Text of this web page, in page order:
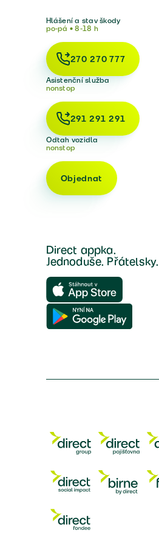
Hlášení a stav škody
po-pá • 8-18 h
270 270 777
Asistenční služba
nonstop
291 291 291
Odtah vozidla
nonstop
Objednat
Direct appka.
Jednoduše. Přátelsky.